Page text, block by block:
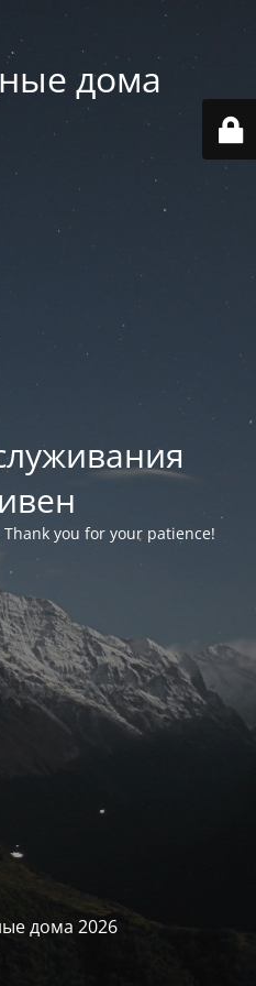
дома
you for your patience!
дома 2026